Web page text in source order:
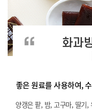
화과
좋은 원료를 사용하여,
양갱은 팥, 밤, 고구마, 딸기